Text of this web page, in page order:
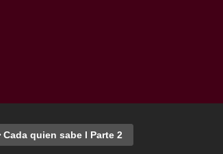
Cada quien sabe l Parte 2